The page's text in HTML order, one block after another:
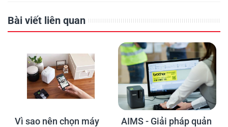
Bài viết liên quan
Vì sao nên chọn máy
AIMS - Giải pháp quản